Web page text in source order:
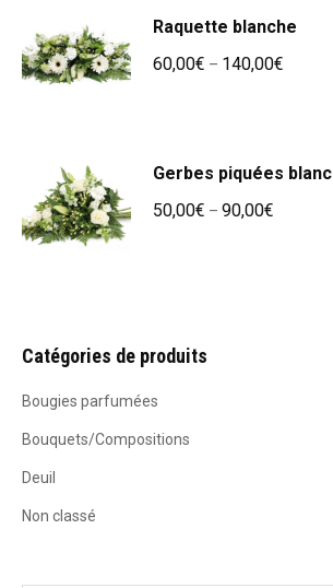
Raquette blanche
60,00€ – 140,00€
Gerbes piquées blanc
50,00€ – 90,00€
Catégories de produits
Bougies parfumées
Bouquets/Compositions
Deuil
Non classé